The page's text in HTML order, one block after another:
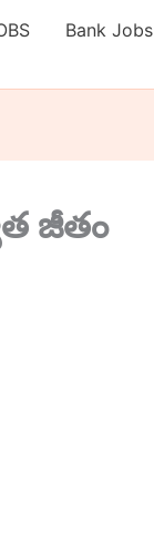
Bank Jobs
జీతం